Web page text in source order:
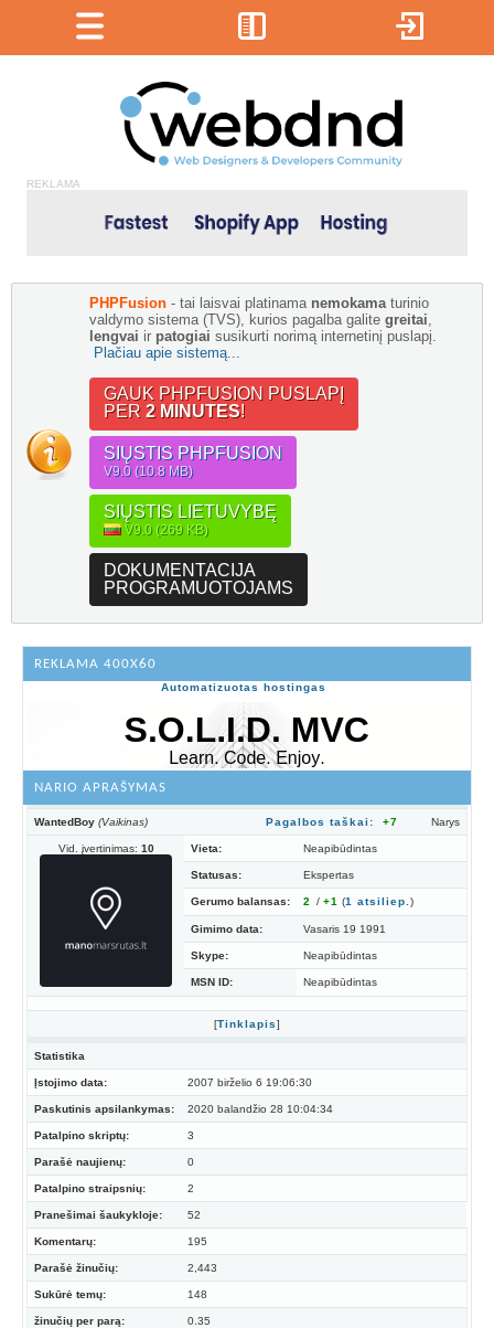
REKLAMA
PHPFusion - tai laisvai platinama nemokama turinio
valdymo sistema (TVS), kurios pagalba galite greitai
lengvai ir patogiai susikurti norimą internetinį puslapį.
Plačiau apie sistemą...
GAUK PHPFUSION PUSLAPĮ
PER 2 MINUTES!
SIŲSTIS PHPFUSION
V9.0 (10.8 MB)
SIŲSTIS LIETUVYBĘ
V9.0 (269 KB)
DOKUMENTACIJA
PROGRAMUOTOJAMS
REKLAMA 400X60
Automatizuotas hostingas
NARIO APRAŠYMAS
WantedBoy (Vaikinas) Pagalbos taškai: +7 Narys
Vid. įvertinimas: 10 Vieta: Neapibūdintas
Statusas: Ekspertas
Gerumo balansas: 2 / +1 (1 atsiliep. )
Gimimo data: Vasaris 19 1991
Skype: Neapibūdintas
MSN ID: Neapibūdintas
[Tinklapis]
Statistika
Įstojimo data: 2007 birželio 6 19:06:30
Paskutinis apsilankymas: 2020 balandžio 28 10:04:34
Patalpino skriptų: 3
Parašė naujienų: 0
Patalpino straipsnių: 2
Pranešimai šaukykloje: 52
Komentarų: 195
Parašė žinučių: 2,443
Sukūrė temų: 148
žinučių per parą: 0.35